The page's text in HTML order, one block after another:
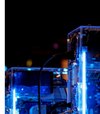
Протягом 18 років ми
«індивідуальний підхід